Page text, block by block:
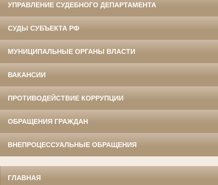
УПРАВЛЕНИЕ СУДЕБНОГО ДЕПАРТАМЕНТА
СУДЫ СУБЪЕКТА РФ
МУНИЦИПАЛЬНЫЕ ОРГАНЫ ВЛАСТИ
ВАКАНСИИ
ПРОТИВОДЕЙСТВИЕ КОРРУПЦИИ
ОБРАЩЕНИЯ ГРАЖДАН
ВНЕПРОЦЕССУАЛЬНЫЕ ОБРАЩЕНИЯ
ГЛАВНАЯ